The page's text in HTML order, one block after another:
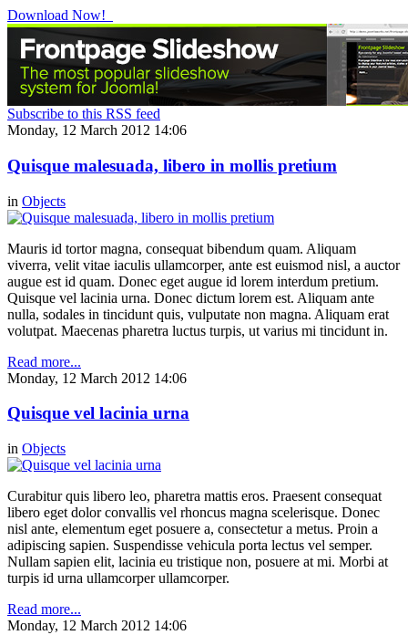
Download Now!
Subscribe to this RSS feed
Monday, 12 March 2012 14:06
Quisque malesuada, libero in mollis pretium
in Objects
Mauris id tortor magna, consequat bibendum quam. Aliquam
viverra, velit vitae iaculis ullamcorper, ante est euismod nisl, a auctor
augue est id quam. Donec eget augue id lorem interdum pretium.
Quisque vel lacinia urna. Donec dictum lorem est. Aliquam ante
nulla, sodales in tincidunt quis, vulputate non magna. Aliquam erat
volutpat. Maecenas pharetra luctus turpis, ut varius mi tincidunt in.
Read more...
Monday, 12 March 2012 14:06
Quisque vel lacinia urna
in Objects
Curabitur quis libero leo, pharetra mattis eros. Praesent consequat
libero eget dolor convallis vel rhoncus magna scelerisque. Donec
nisl ante, elementum eget posuere a, consectetur a metus. Proin a
adipiscing sapien. Suspendisse vehicula porta lectus vel semper.
Nullam sapien elit, lacinia eu tristique non, posuere at mi. Morbi at
turpis id urna ullamcorper ullamcorper.
Read more...
Monday, 12 March 2012 14:06